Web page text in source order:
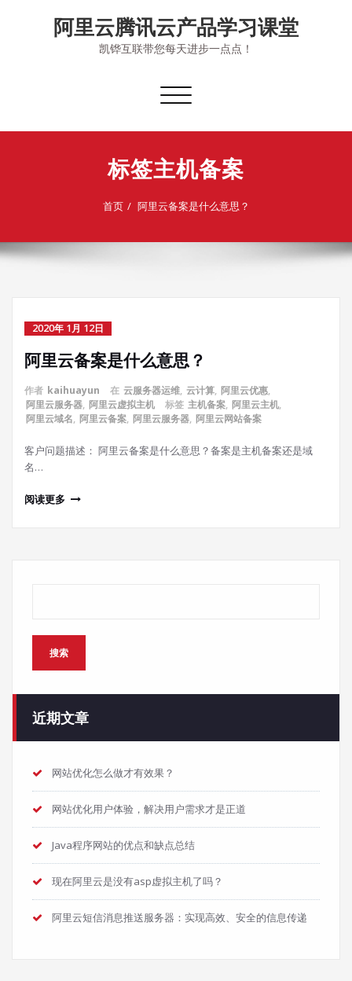
阿里云腾讯云产品学习课堂
凯铧互联带您每天进步一点点！
切
导
标签主机备案
首页 阿里云备案是什么意思？
2020年 1月 12日
阿里云备案是什么意思？
作者 kaihuayun 在 云服务器运维, 云计算, 阿里云优惠,
阿里云服务器, 阿里云虚拟主机 标签 主机备案, 阿里云主机,
阿里云域名, 阿里云备案, 阿里云服务器, 阿里云网站备案
客户问题描述： 阿里云备案是什么意思？备案是主机备案还是域
名…
阅读更多
搜索
近期文章
网站优化怎么做才有效果？
网站优化用户体验，解决用户需求才是正道
Java程序网站的优点和缺点总结
现在阿里云是没有asp虚拟主机了吗？
阿里云短信消息推送服务器：实现高效、安全的信息传递